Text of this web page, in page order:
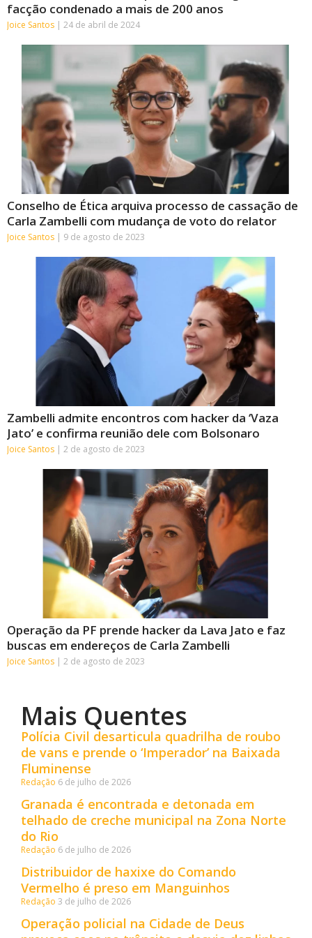
facção condenado a mais de 200 anos
Joice Santos 24 de abril de 2024
Conselho de Ética arquiva processo de cassação de
Carla Zambelli com mudança de voto do relator
Joice Santos 9 de agosto de 2023
Zambelli admite encontros com hacker da ‘Vaza
Jato’ e confirma reunião dele com Bolsonaro
Joice Santos 2 de agosto de 2023
Operação da PF prende hacker da Lava Jato e faz
buscas em endereços de Carla Zambelli
Joice Santos 2 de agosto de 2023
Mais Quentes
Polícia Civil desarticula quadrilha de roubo
de vans e prende o ‘Imperador’ na Baixada
Fluminense
Redação 6 de julho de 2026
Granada é encontrada e detonada em
telhado de creche municipal na Zona Norte
do Rio
Redação 6 de julho de 2026
Distribuidor de haxixe do Comando
Vermelho é preso em Manguinhos
Redação 3 de julho de 2026
Operação policial na Cidade de Deus